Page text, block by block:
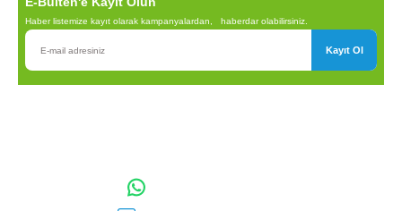
Gönder
Haber listemize kayıt olarak kampanyalardan, haberdar olabilirsiniz.
Kayıt Ol